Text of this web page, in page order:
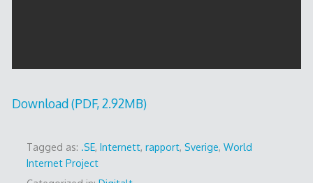
Download (PDF, 2.92MB)
Tagged as: .SE, Internett, rapport, Sverige, World
Internet Project